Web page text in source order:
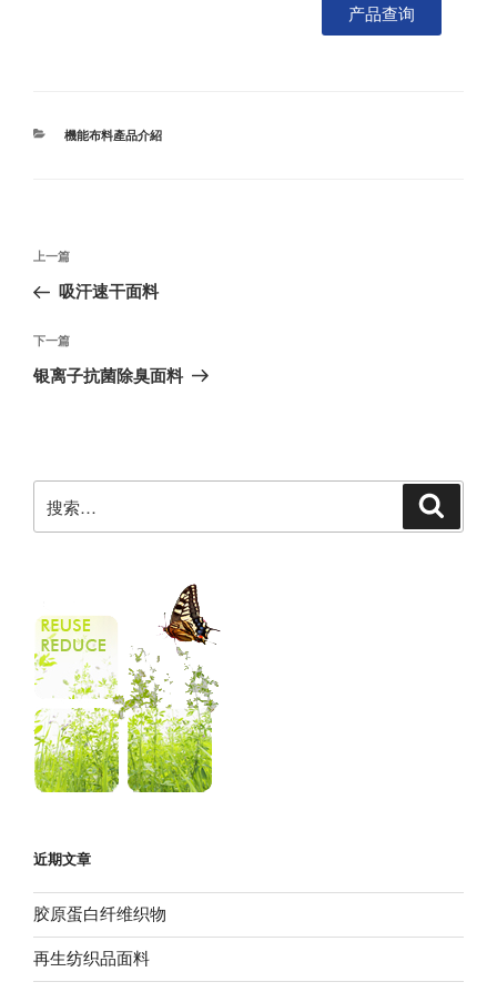
产品查询
機能布料產品介紹
上一篇
吸汗速干面料
下一篇
银离子抗菌除臭面料
近期文章
胶原蛋白纤维织物
再生纺织品面料